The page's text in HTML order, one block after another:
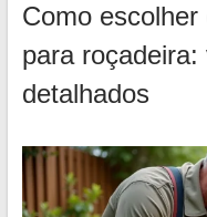
Como
para
detalhados